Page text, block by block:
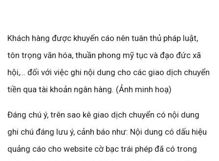
Khách hàng được khuyến cáo nên tuân thủ pháp luật,
tôn trọng văn hóa, thuần phong mỹ tục và đạo đức xã
hội,… đối với việc ghi nội dung cho các giao dịch chuyển
tiền qua tài khoản ngân hàng. (Ảnh minh hoạ)
Đáng chú ý, trên sao kê giao dịch chuyển có nội dung
ghi chú đáng lưu ý, cảnh báo như: Nội dung có dấu hiệu
quảng cáo cho website cờ bạc trái phép đã có trong